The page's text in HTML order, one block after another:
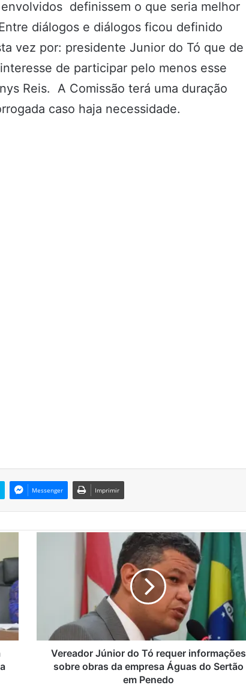
definissem o que seria melhor
diálogos e diálogos ficou definido
vez por: presidente Junior do Tó que de
de participar pelo menos esse
Reis. A Comissão terá uma duração
caso haja necessidade.
Messenger Imprimir
J
Vereador Júnior do Tó requer informações
sobre obras da empresa Águas do Sertão
em Penedo